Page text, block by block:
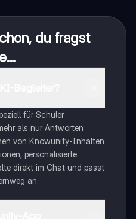
du fragst
für Schüler
als nur Antworten
von Knowunity-Inhalten
personalisierte
direkt im Chat und passt
an.